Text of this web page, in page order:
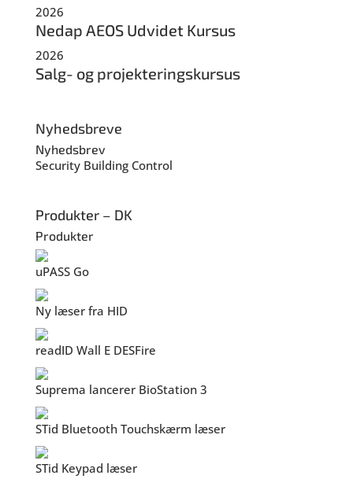
2026
Nedap AEOS Udvidet Kursus
2026
Salg- og projekteringskursus
Nyhedsbreve
Nyhedsbrev
Security Building Control
Produkter – DK
Produkter
uPASS Go
Ny læser fra HID
readID Wall E DESFire
Suprema lancerer BioStation 3
STid Bluetooth Touchskærm læser
STid Keypad læser